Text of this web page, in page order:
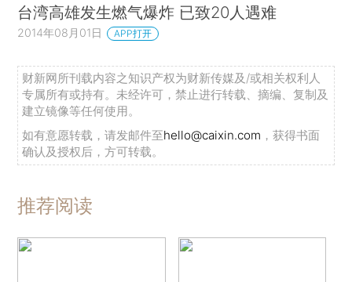
台湾高雄发生燃气爆炸 已致20人遇难
2014年08月01日 APP打开
财新网所刊载内容之知识产权为财新传媒及/或相关权利人
专属所有或持有。未经许可，禁止进行转载、摘编、复制及
建立镜像等任何使用。
如有意愿转载，请发邮件至hello@caixin.com ，获得书面
确认及授权后，方可转载。
推荐阅读